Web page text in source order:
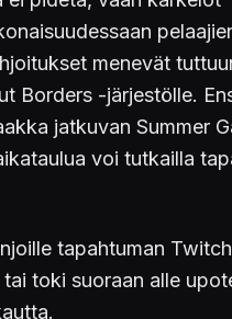
menevät
Borders -järjestölle.
jatkuvan Summer
voi tutkailla
tapahtuman
tai toki suoraan alle